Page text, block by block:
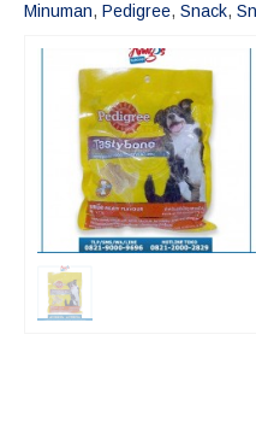
Minuman, Pedigree, Snack,